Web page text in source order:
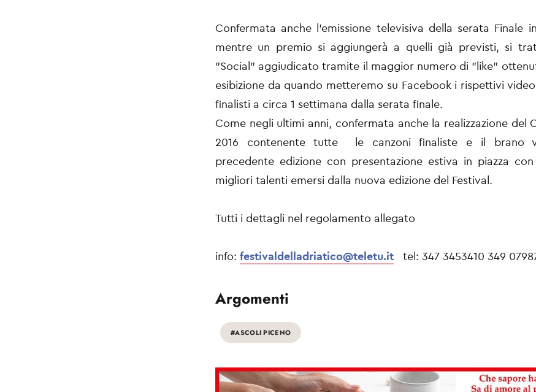
Confermata anche l'emissione televisiva della serata Finale
mentre un premio si aggiungerà a quelli già previsti, si
"Social" aggiudicato tramite il maggior numero di "like"
esibizione da quando metteremo su Facebook i rispettivi
finalisti a circa 1 settimana dalla serata finale.
Come negli ultimi anni, confermata anche la realizzazione del
2016 contenente tutte le canzoni finaliste e il brano
precedente edizione con presentazione estiva in piazza
migliori talenti emersi dalla nuova edizione del Festival.
Tutti i dettagli nel regolamento allegato
info: festivaldelladriatico@teletu.it tel: 347 3453410 349
Argomenti
#ASCOLI PICENO